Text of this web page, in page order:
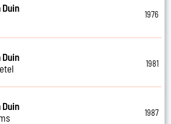
Duin
1976
Duin
1981
Duin
1987